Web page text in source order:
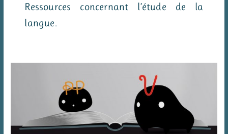
Ressources concernant l’étude de la
langue.